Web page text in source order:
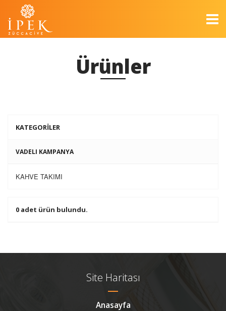
Ürünler
KATEGORİLER
VADELI KAMPANYA
KAHVE TAKIMI
0 adet ürün bulundu.
Site Haritası
Anasayfa